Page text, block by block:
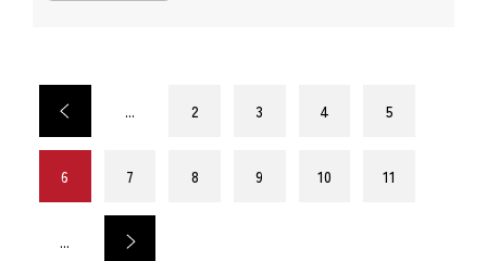
< ... 2 3 4 5
6 7 8 9 10 11
... >